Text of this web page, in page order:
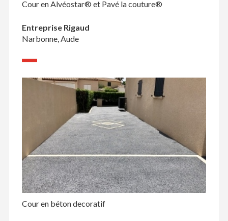
Cour en Alvéostar® et Pavé la couture®
Entreprise Rigaud
Narbonne, Aude
Cour en béton decoratif